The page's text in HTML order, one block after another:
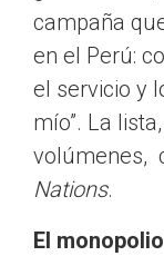
campaña
en el Perú:
el servicio y
mío”. La
volúmenes,
Nations.
El